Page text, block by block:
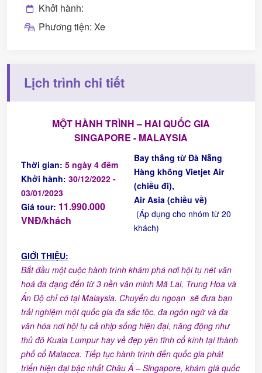
Khởi hành:
Phương tiện: Xe
Lịch trình chi tiết
MỘT HÀNH TRÌNH – HAI QUỐC GIA
SINGAPORE - MALAYSIA
Thời gian: 5 ngày 4 đêm
Khởi hành: 30/12/2022 -
03/01/2023
Giá tour: 11.990.000
VNĐ/khách
Bay thẳng từ Đà Nẵng
Hàng không Vietjet Air
(chiều đi),
Air Asia (chiều về)
(Áp dụng cho nhóm từ 20
khách)
GIỚI THIỆU:
Bắt đầu một cuộc hành trình khám phá nơi hội tụ nét văn
hoá đa dạng đến từ 3 nền văn minh Mã Lai, Trung Hoa và
Ấn Độ chỉ có tại Malaysia. Chuyến du ngoạn sẽ đưa bạn
trải nghiệm một quốc gia đa sắc tộc, đa ngôn ngữ và đa
văn hóa nơi hội tụ cả nhịp sống hiện đại, năng động như
thủ đô Kuala Lumpur hay vẻ đẹp yên tĩnh cổ kính tại thành
phố cổ Malacca. Tiếp tục hành trình đến quốc gia phát
triển hiện đại bậc nhất Châu Á – Singapore, khám giá quốc